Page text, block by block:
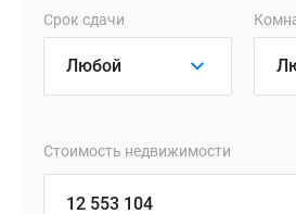
кухонные
зоны.
квартирах,
расположенных
Срок сдачи
Стоимость недвижимости